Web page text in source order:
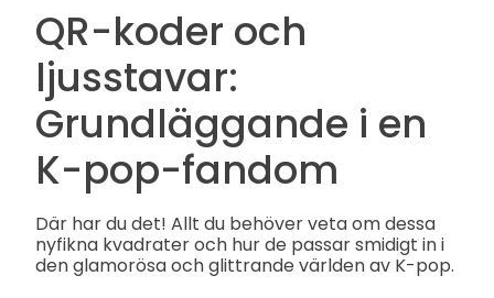
QR-koder och
ljusstavar:
Grundläggande i en
K-pop-fandom
Där har du det! Allt du behöver veta om dessa
nyfikna kvadrater och hur de passar smidigt in i
den glamorösa och glittrande världen av K-pop.